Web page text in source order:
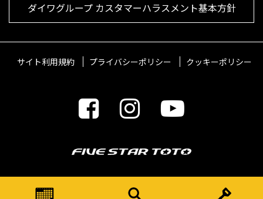
ダイワグループ カスタマーハラスメント基本方針
サイト利用規約 プライバシーポリシー クッキーポリシー